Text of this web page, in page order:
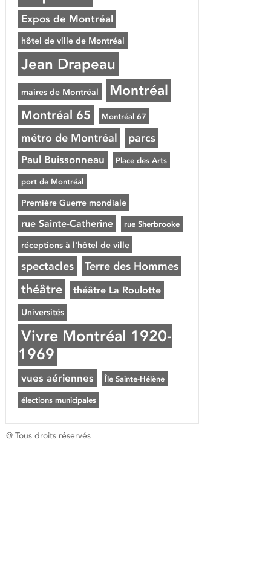
Expos de Montréal
hôtel de ville de Montréal
Jean Drapeau
maires de Montréal Montréal
Montréal 65 Montréal 67
métro de Montréal parcs
Paul Buissonneau Place des Arts
port de Montréal
Première Guerre mondiale
rue Sainte-Catherine rue Sherbrooke
réceptions à l'hôtel de ville
spectacles Terre des Hommes
théâtre théâtre La Roulotte
Universités
Vivre Montréal 1920-
1969
vues aériennes Île Sainte-Hélène
élections municipales
@ Tous droits réservés